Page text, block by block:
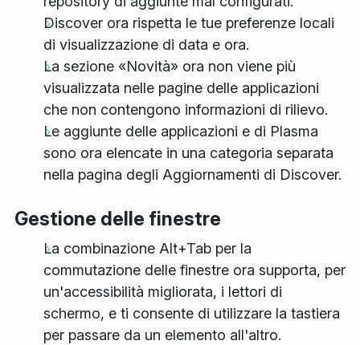
Discover ora rispetta le tue preferenze locali
di visualizzazione di data e ora.
La sezione «Novità» ora non viene più
visualizzata nelle pagine delle applicazioni
che non contengono informazioni di rilievo.
Le aggiunte delle applicazioni e di Plasma
sono ora elencate in una categoria separata
nella pagina degli Aggiornamenti di Discover.
Gestione delle finestre
La combinazione Alt+Tab per la
commutazione delle finestre ora supporta, per
un'accessibilità migliorata, i lettori di
schermo, e ti consente di utilizzare la tastiera
per passare da un elemento all'altro.